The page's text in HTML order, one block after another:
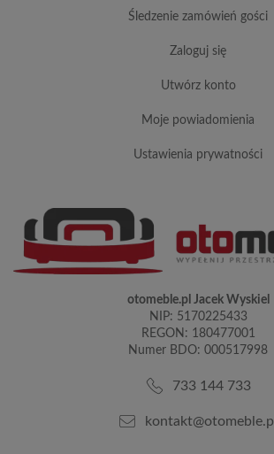
śledzenie zamówień gości
zaloguj się
utwórz konto
moje powiadomienia
ustawienia prywatności
otomeble.pl Jacek Wyskiel
NIP: 5170225433
REGON: 180477001
Numer BDO: 000517998
733 144 733
kontakt@otomeble.pl